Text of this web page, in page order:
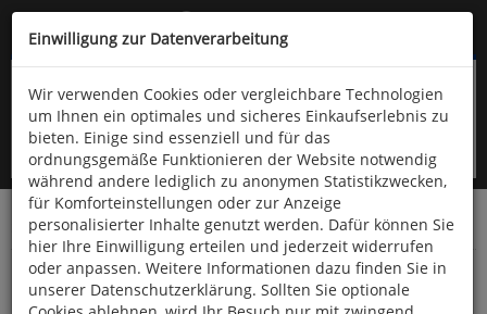
Kompletten Head der Seite überspringen
oder (06766) 9323-960
Startseite Bücher Literatur Diverses
Man kann auch in die Höhe fallen
Einwilligung zur Datenverarbeitung
Wir verwenden Cookies oder vergleichbare Technologien
um Ihnen ein optimales und sicheres Einkaufserlebnis zu
bieten. Einige sind essenziell und für das
ordnungsgemäße Funktionieren der Website notwendig
während andere lediglich zu anonymen Statistikzwecken,
für Komforteinstellungen oder zur Anzeige
personalisierter Inhalte genutzt werden. Dafür können Sie
hier Ihre Einwilligung erteilen und jederzeit widerrufen
oder anpassen. Weitere Informationen dazu finden Sie in
unserer Datenschutzerklärung. Sollten Sie optionale